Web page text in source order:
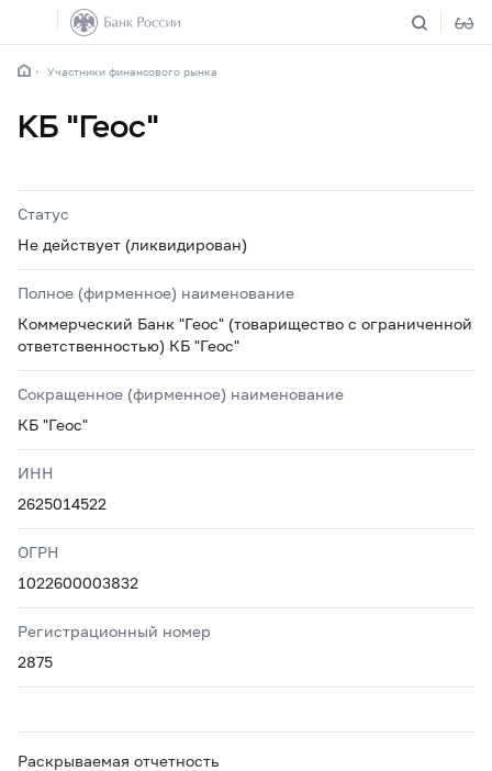
Участники финансового рынка
КБ "Геос"
Статус
Не действует (ликвидирован)
Полное (фирменное) наименование
Коммерческий Банк "Геос" (товарищество с ограниченной
ответственностью) КБ "Геос"
Сокращенное (фирменное) наименование
КБ "Геос"
ИНН
2625014522
ОГРН
1022600003832
Регистрационный номер
2875
Раскрываемая отчетность